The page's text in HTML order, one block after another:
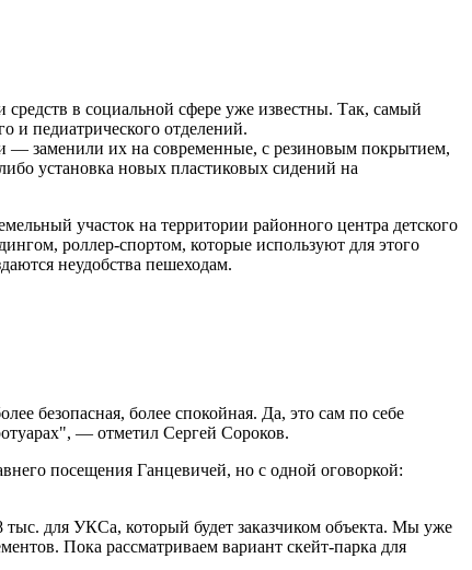
в социальной сфере уже известны. Так, самый
и педиатрического отделений.
заменили их на современные, с резиновым покрытием,
установка новых пластиковых сидений на
участок на территории районного центра детского
роллер-спортом, которые используют для этого
неудобства пешеходам.
безопасная, более спокойная. Да, это сам по себе
— отметил Сергей Сороков.
посещения Ганцевичей, но с одной оговоркой:
для УКСа, который будет заказчиком объекта. Мы уже
Пока рассматриваем вариант скейт-парка для